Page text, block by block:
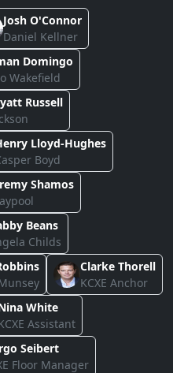
Josh O'Connor
Daniel Kellner
Domingo
Wakefield
Russell
Lloyd-Hughes
Boyd
Shamos
Beans
Childs
Clarke Thorell
KCXE Anchor
White
Assistant
Seibert
Floor Manager